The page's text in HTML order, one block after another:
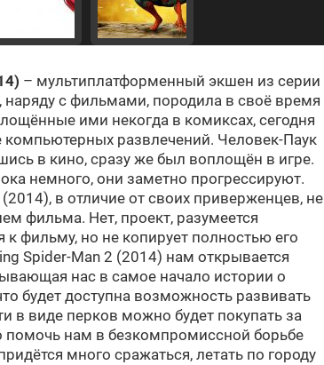
– мультиплатформенный экшен из серии
наряду с фильмами, породила в своё время
ими некогда в комиксах, сегодня
развлечений. Человек-Паук
в кино, сразу же был воплощён в игре.
немного, они заметно прогрессируют.
в отличие от своих приверженцев, не
фильма. Нет, проект, разумеется
фильму, но не копирует полностью его
Spider-Man 2 (2014) нам открывается
нас в самое начало истории о
будет доступна возможность развивать
в виде перков можно будет покупать за
помочь нам в безкомпромиссной борьбе
много сражаться, летать по городу